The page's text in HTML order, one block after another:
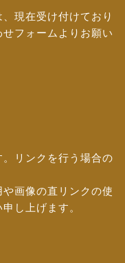
現在受け付けており
フォーム よりお願い
リンクを行う場合の
画像の直リンクの使
し上げます。